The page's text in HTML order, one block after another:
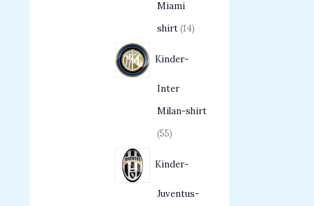
Miami
shirt 14
Kinder-
Inter
Milan-shirt
55
Kinder-
Juventus-